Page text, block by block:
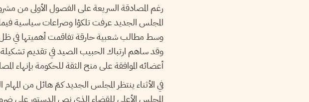
رغم المصادقة السريعة على الفصول الأولى من
المجلس الجديد عرفت تلكؤا وصراعات سياسية
وسط مطالب شعبية حارقة تفاقمت أهميتها في ظل
وقد ساهم ارتباك الحبيب الصيد في تقديم
أعضائه الموافقة على منح الثقة للحكومة بإنهاء
في الأثناء ينتظر المجلس الجديد كمّ هائل من